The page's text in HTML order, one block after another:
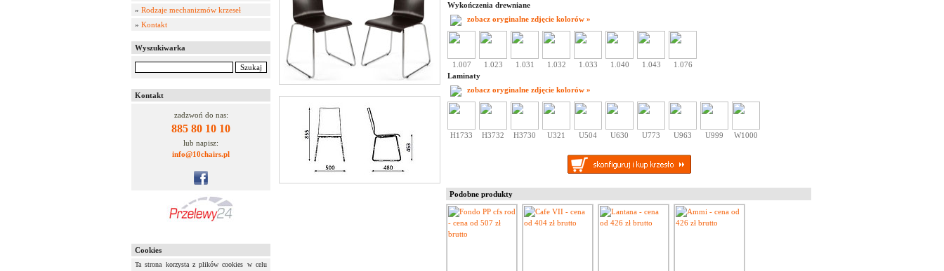
» Rodzaje mechanizmów krzeseł
» Kontakt
Wyszukiwarka
Kontakt
zadzwoń do nas:
885 80 10 10
lub napisz:
info@10chairs.pl
Cookies
Ta strona korzysta z plików cookies w celu
Wykończenia drewniane
zobacz oryginalne zdjęcie kolorów »
1.007 1.023 1.031 1.032 1.033 1.040 1.043
1.076
Laminaty
zobacz oryginalne zdjęcie kolorów »
H1733 H3732 H3730 U321 U504 U630 U773 U963 U999 W1000
Podobne produkty